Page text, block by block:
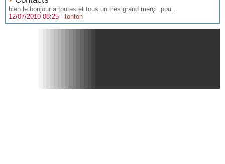
bien le bonjour a toutes et tous,un tres grand merçi ,pou...
12/07/2010 08:25 - tonton